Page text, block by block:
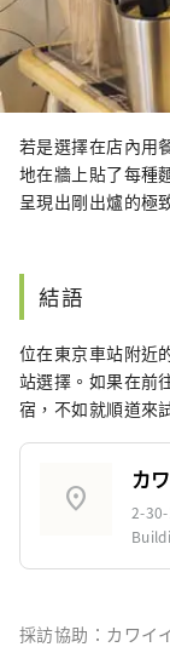
若是選擇在店內用
地在牆上貼了每種
呈現出剛出爐的極
結語
位在東京車站附近
站選擇。如果在前
宿，不如就順道來
location_on
カ
2-
採訪協助：カワイ